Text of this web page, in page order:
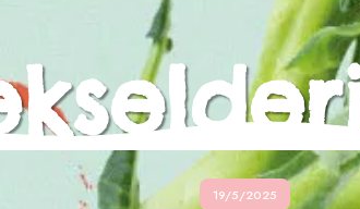
19/5/2025